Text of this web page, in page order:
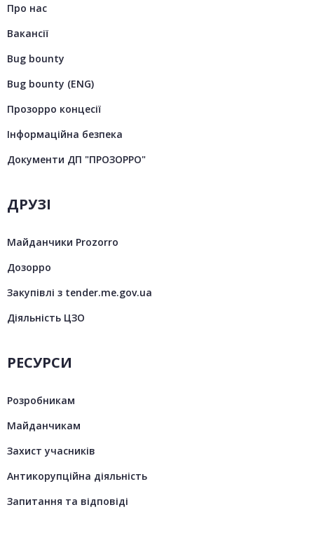
Про нас
Вакансії
Bug bounty
Bug bounty (ENG)
Прозорро концесії
Інформаційна безпека
Документи ДП "ПРОЗОРРО"
ДРУЗІ
Майданчики Prozorro
Дозорро
Закупівлі з tender.me.gov.ua
Діяльність ЦЗО
РЕСУРСИ
Розробникам
Майданчикам
Захист учасників
Антикорупційна діяльність
Запитання та відповіді